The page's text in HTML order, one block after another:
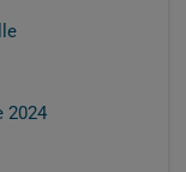
2024